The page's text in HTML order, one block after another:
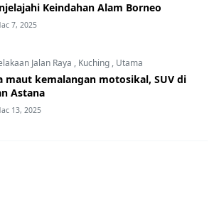
Keindahan Alam Borneo
7, 2025
Jalan Raya , Kuching , Utama
maut kemalangan motosikal, SUV di
Astana
13, 2025